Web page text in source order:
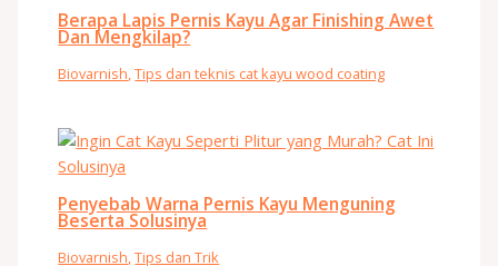
Berapa Lapis Pernis Kayu Agar Finishing Awet
Dan Mengkilap?
Biovarnish,Tips dan teknis cat kayu wood coating
Penyebab Warna Pernis Kayu Menguning
Beserta Solusinya
Biovarnish ,Tips dan Trik